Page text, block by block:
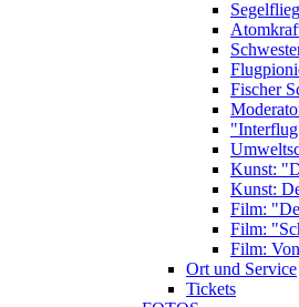
Fischer
Kunst:
Kunst:
Film:
Film:
Film:
Ort und Service
Tickets